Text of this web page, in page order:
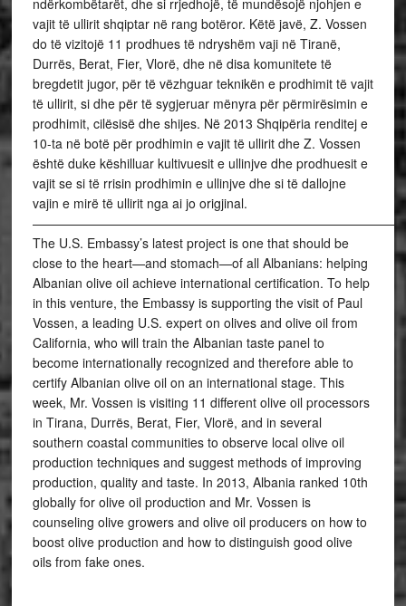
ndërkombëtarët, dhe si rrjedhojë, të mundësojë njohjen e
vajit të ullirit shqiptar në rang botëror. Këtë javë, Z. Vossen
do të vizitojë 11 prodhues të ndryshëm vaji në Tiranë,
Durrës, Berat, Fier, Vlorë, dhe në disa komunitete të
bregdetit jugor, për të vëzhguar teknikën e prodhimit të vajit
të ullirit, si dhe për të sygjeruar mënyra për përmirësimin e
prodhimit, cilësisë dhe shijes. Në 2013 Shqipëria renditej e
10-ta në botë për prodhimin e vajit të ullirit dhe Z. Vossen
është duke këshilluar kultivuesit e ullinjve dhe prodhuesit e
vajit se si të rrisin prodhimin e ullinjve dhe si të dallojne
vajin e mirë të ullirit nga ai jo origjinal.
The U.S. Embassy’s latest project is one that should be
close to the heart—and stomach—of all Albanians: helping
Albanian olive oil achieve international certification. To help
in this venture, the Embassy is supporting the visit of Paul
Vossen, a leading U.S. expert on olives and olive oil from
California, who will train the Albanian taste panel to
become internationally recognized and therefore able to
certify Albanian olive oil on an international stage. This
week, Mr. Vossen is visiting 11 different olive oil processors
in Tirana, Durrës, Berat, Fier, Vlorë, and in several
southern coastal communities to observe local olive oil
production techniques and suggest methods of improving
production, quality and taste. In 2013, Albania ranked 10th
globally for olive oil production and Mr. Vossen is
counseling olive growers and olive oil producers on how to
boost olive production and how to distinguish good olive
oils from fake ones.